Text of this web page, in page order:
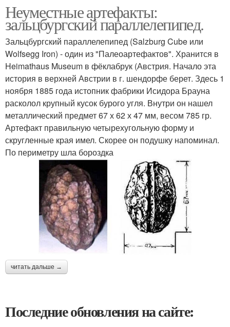
Неуместные артефакты:
зальцбургский параллелепипед.
Зальцбургский параллелепипед (Salzburg Cube или
Wolfsegg Iron) - один из "Палеоартефактов". Хранится в
Heimathaus Museum в фёклабрук (Австрия. Начало эта
история в верхней Австрии в г. шендорфе берет. Здесь 1
ноября 1885 года истопник фабрики Исидора Брауна
расколол крупный кусок бурого угля. Внутри он нашел
металлический предмет 67 х 62 х 47 мм, весом 785 гр.
Артефакт правильную четырехугольную форму и
скругленные края имел. Скорее он подушку напоминал.
По периметру шла бороздка
читать дальше →
Последние обновления на сайте: